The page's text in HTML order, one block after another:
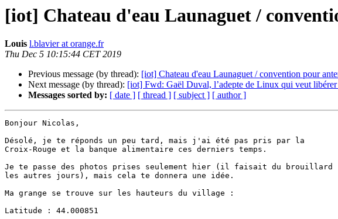
[iot] Chateau d'eau Launaguet /
Louis l.blavier at orange.fr
Thu Dec 5 10:15:44 CET 2019
Previous message (by thread): [iot] Chateau d'eau Launaguet / convention pour
Next message (by thread): [iot] Fwd: Gaël Duval, l’adepte de Linux qui veut libérer
Messages sorted by: [ date ] [ thread ] [ subject ] [ author ]
Bonjour Nicolas,
Désolé, je te réponds un peu tard, mais j'ai été pas pris par la
Croix-Rouge et la banque alimentaire ces derniers temps.
Je te passe des photos prises seulement hier (il faisait du brouillard
les autres jours), mais cela te donnera une idée.
Ma grange se trouve sur les hauteurs du village :
Latitude : 44.000851